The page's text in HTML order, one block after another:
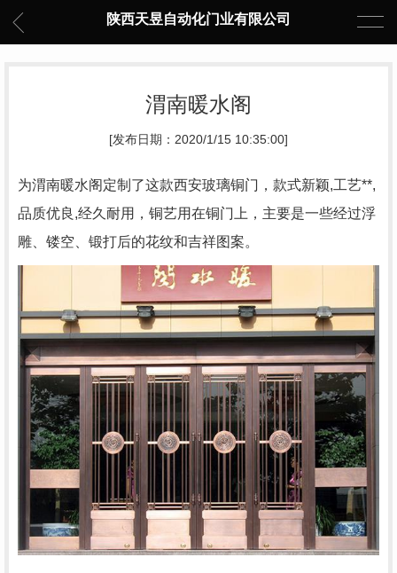
陕西天昱自动化门业有限公司
渭南暖水阁
[发布日期：2020/1/15 10:35:00]
为渭南暖水阁定制了这款西安玻璃铜门，款式新颖,工艺**,
品质优良,经久耐用，铜艺用在铜门上，主要是一些经过浮
雕、镂空、锻打后的花纹和吉祥图案。